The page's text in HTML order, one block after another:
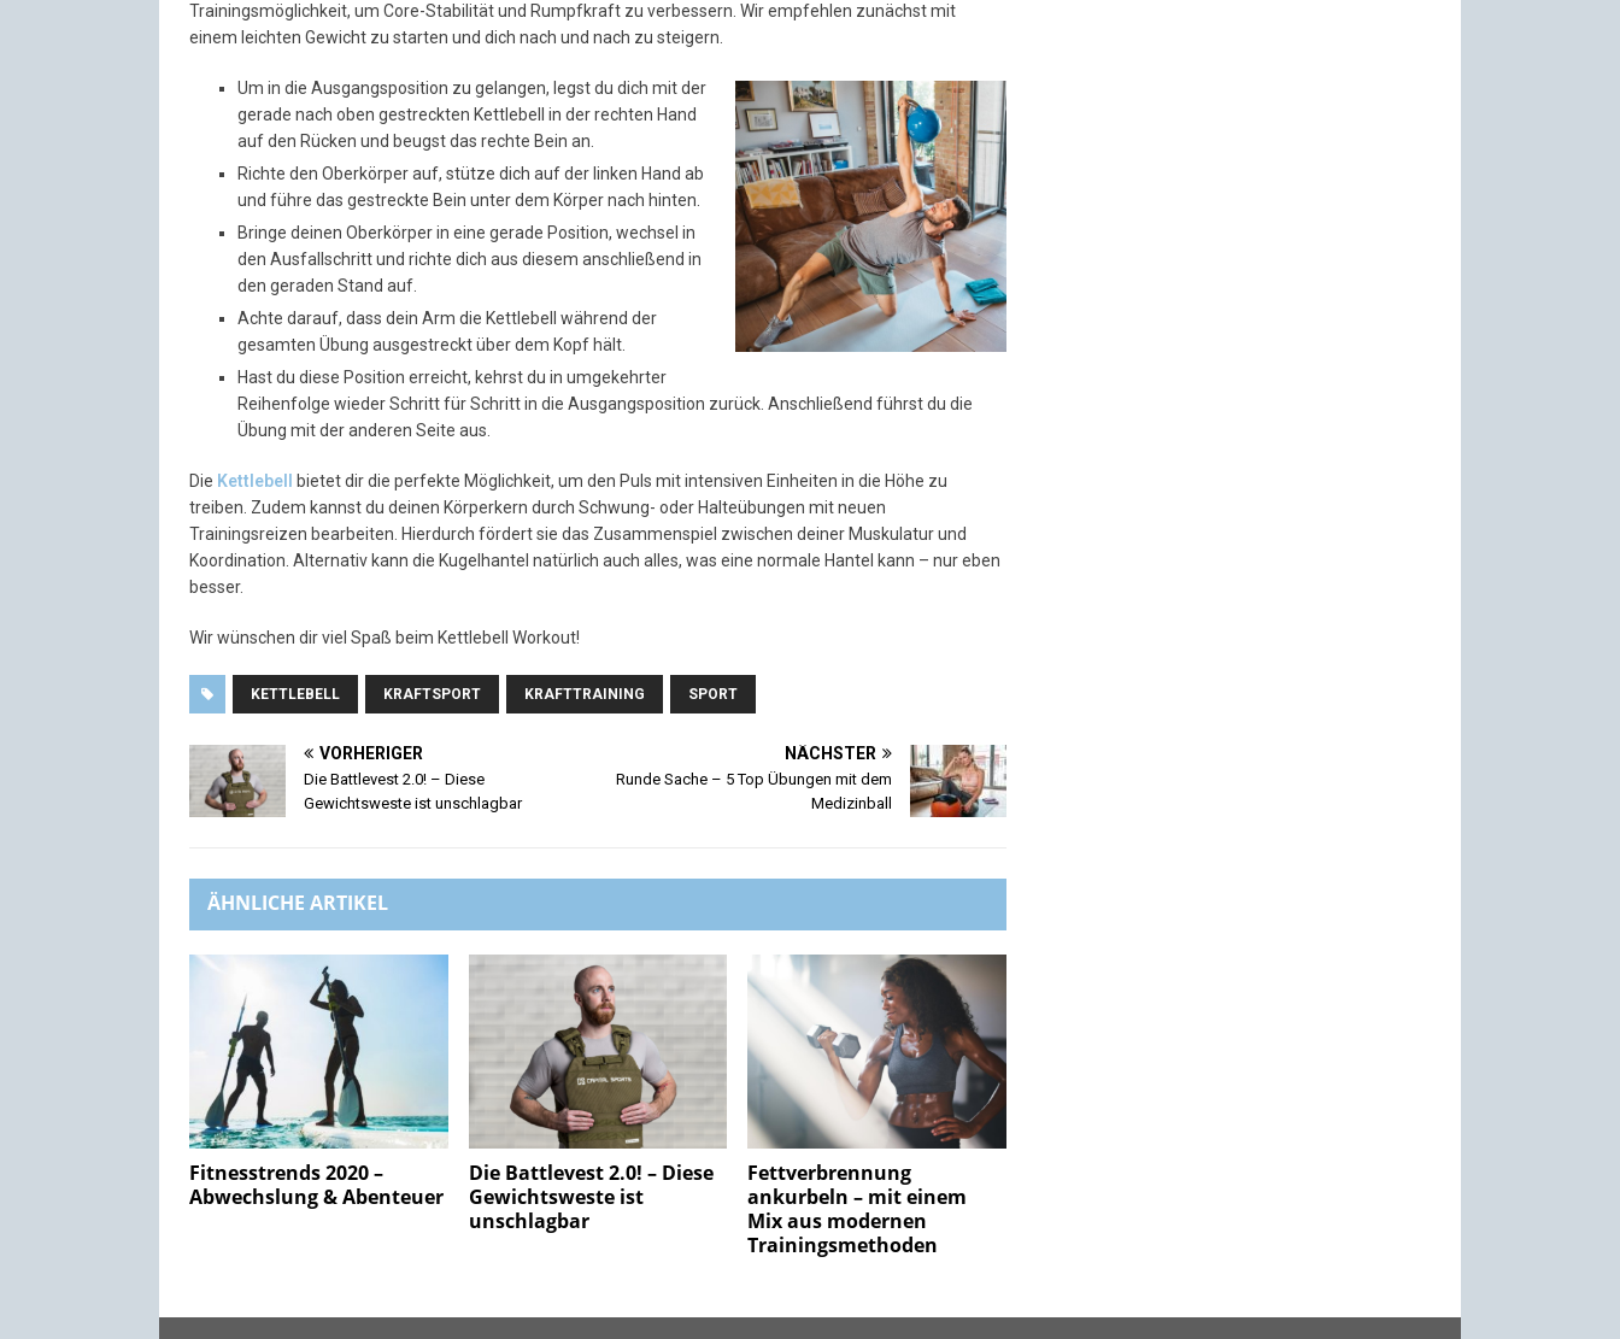
Trainingsmöglichkeit, um Core-Stabilität und Rumpfkraft zu verbessern. Wir empfehlen zunächst mit
einem leichten Gewicht zu starten und dich nach und nach zu steigern.
Um in die Ausgangsposition zu gelangen, legst du dich mit der
gerade nach oben gestreckten Kettlebell in der rechten Hand
auf den Rücken und beugst das rechte Bein an.
Richte den Oberkörper auf, stütze dich auf der linken Hand ab
und führe das gestreckte Bein unter dem Körper nach hinten.
Bringe deinen Oberkörper in eine gerade Position, wechsel in
den Ausfallschritt und richte dich aus diesem anschließend in
den geraden Stand auf.
Achte darauf, dass dein Arm die Kettlebell während der
gesamten Übung ausgestreckt über dem Kopf hält.
Hast du diese Position erreicht, kehrst du in umgekehrter
Reihenfolge wieder Schritt für Schritt in die Ausgangsposition zurück. Anschließend führst du die
Übung mit der anderen Seite aus.
Die Kettlebell
bietet dir die perfekte Möglichkeit, um den Puls mit intensiven Einheiten in die Höhe zu
treiben. Zudem kannst du deinen Körperkern durch Schwung- oder Halteübungen mit neuen
Trainingsreizen bearbeiten. Hierdurch fördert sie das Zusammenspiel zwischen deiner Muskulatur und
Koordination. Alternativ kann die Kugelhantel natürlich auch alles, was eine normale Hantel kann – nur eben
besser.
Wir wünschen dir viel Spaß beim Kettlebell Workout!
KETTLEBELL KRAFTSPORT KRAFTTRAINING SPORT
VORHERIGER
Die Battlevest 2.0! – Diese
Gewichtsweste ist unschlagbar
NÄCHSTER
Runde Sache – 5 Top Übungen mit dem
Medizinball
ÄHNLICHE ARTIKEL
Fitnesstrends 2020 –
Abwechslung & Abenteuer
Die Battlevest 2.0! – Diese
Gewichtsweste ist
unschlagbar
Fettverbrennung
ankurbeln – mit einem
Mix aus modernen
Trainingsmethoden